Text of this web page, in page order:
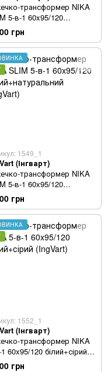
трансформер NIKA
5-в-1 60x95/120
(IngVart)
грн
1549_1
(Інгварт)
трансформер NIKA
5-в-1 60x95/120
(IngVart)
грн
1552_1
(Інгварт)
трансформер NIKA
60x95/120 білий+сірий
грн